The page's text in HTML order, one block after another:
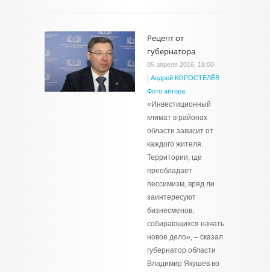
Рецепт от
губернатора
05 апреля 2016, 18:00
| Андрей КОРОСТЕЛЁВ
Фото автора
«Инвестиционный
климат в районах
области зависит от
каждого жителя.
Территории, где
преобладает
пессимизм, вряд ли
заинтересуют
бизнесменов,
собирающихся начать
новое дело», – сказал
губернатор области
Владимир Якушев во